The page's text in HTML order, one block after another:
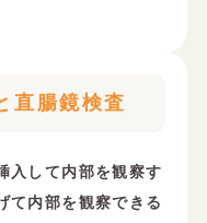
直腸鏡検査
入して内部を観察す
て内部を観察できる